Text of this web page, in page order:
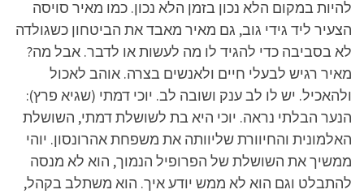
להיות במקום הלא נכון בזמן הלא נכון. כמו מאיר סויסה
הצעיר ליד גידי גוב, גם מאיר מאבד את הביטחון כשגולדה
לא בסביבה כדי להגיד לו מה לעשות או לדבר. אבל מה?
מאיר רגיש לבעלי חיים ולאנשים בצרה. אוהב לאכול
ולהאכיל. יש לו לב ענק ושובה לב. יוכי דמתי (שגיא פרץ):
הנער הבלתי נראה. יוכי היא בת לשושלת דמתי, השושלת
האלמונית והחיוורת שליוותה את משפחת אהרונסון. יוהי
ממשיך את השושלת של הפרופיל הנמוך, הוא לא מנסה
להתבלט וגם הוא לא ממש יודע איך. הוא משתלב בקהל,